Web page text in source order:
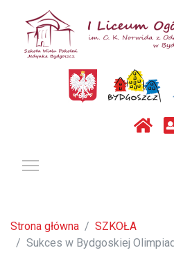
Strona główna
SZKOŁA
Sukces w Bydgoskiej